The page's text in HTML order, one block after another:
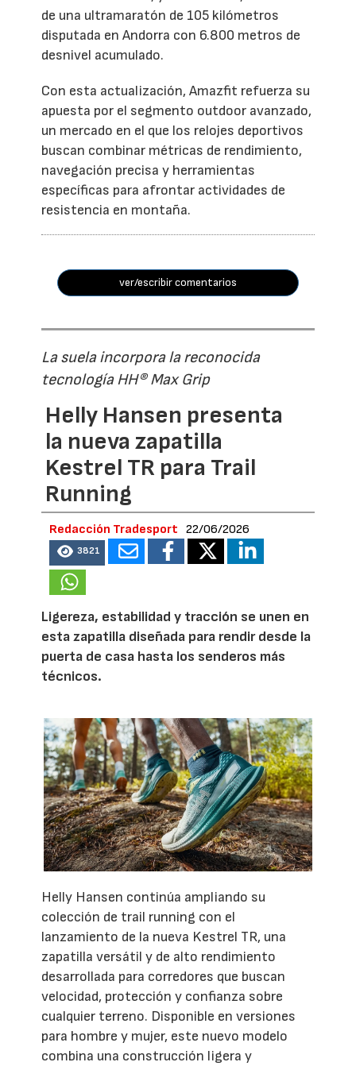
de una ultramaratón de 105 kilómetros
disputada en Andorra con 6.800 metros de
desnivel acumulado.
Con esta actualización, Amazfit refuerza su
apuesta por el segmento outdoor avanzado,
un mercado en el que los relojes deportivos
buscan combinar métricas de rendimiento,
navegación precisa y herramientas
específicas para afrontar actividades de
resistencia en montaña.
ver/escribir comentarios
La suela incorpora la reconocida
tecnología HH® Max Grip
Helly Hansen presenta
la nueva zapatilla
Kestrel TR para Trail
Running
Redacción Tradesport 22/06/2026
3821
Ligereza, estabilidad y tracción se unen en
esta zapatilla diseñada para rendir desde la
puerta de casa hasta los senderos más
técnicos.
Helly Hansen continúa ampliando su
colección de trail running con el
lanzamiento de la nueva Kestrel TR, una
zapatilla versátil y de alto rendimiento
desarrollada para corredores que buscan
velocidad, protección y confianza sobre
cualquier terreno. Disponible en versiones
para hombre y mujer, este nuevo modelo
combina una construcción ligera y